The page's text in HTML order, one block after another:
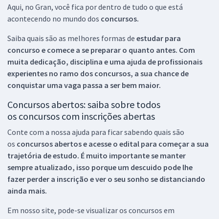
Aqui, no Gran, você fica por dentro de tudo o que está
acontecendo no mundo dos concursos.
Saiba quais são as melhores formas de estudar para
concurso e comece a se preparar o quanto antes. Com
muita dedicação, disciplina e uma ajuda de profissionais
experientes no ramo dos concursos, a sua chance de
conquistar uma vaga passa a ser bem maior.
Concursos abertos: saiba sobre todos
os concursos com inscrições abertas
Conte com a nossa ajuda para ficar sabendo quais são
os concursos abertos e acesse o edital para começar a sua
trajetória de estudo. É muito importante se manter
sempre atualizado, isso porque um descuido pode lhe
fazer perder a inscrição e ver o seu sonho se distanciando
ainda mais.
Em nosso site, pode-se visualizar os concursos em